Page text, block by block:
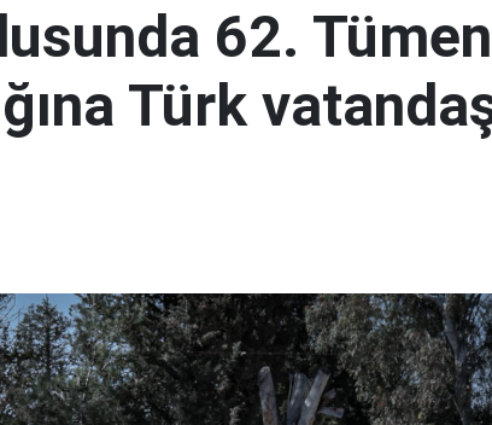
62. Tümen
Türk